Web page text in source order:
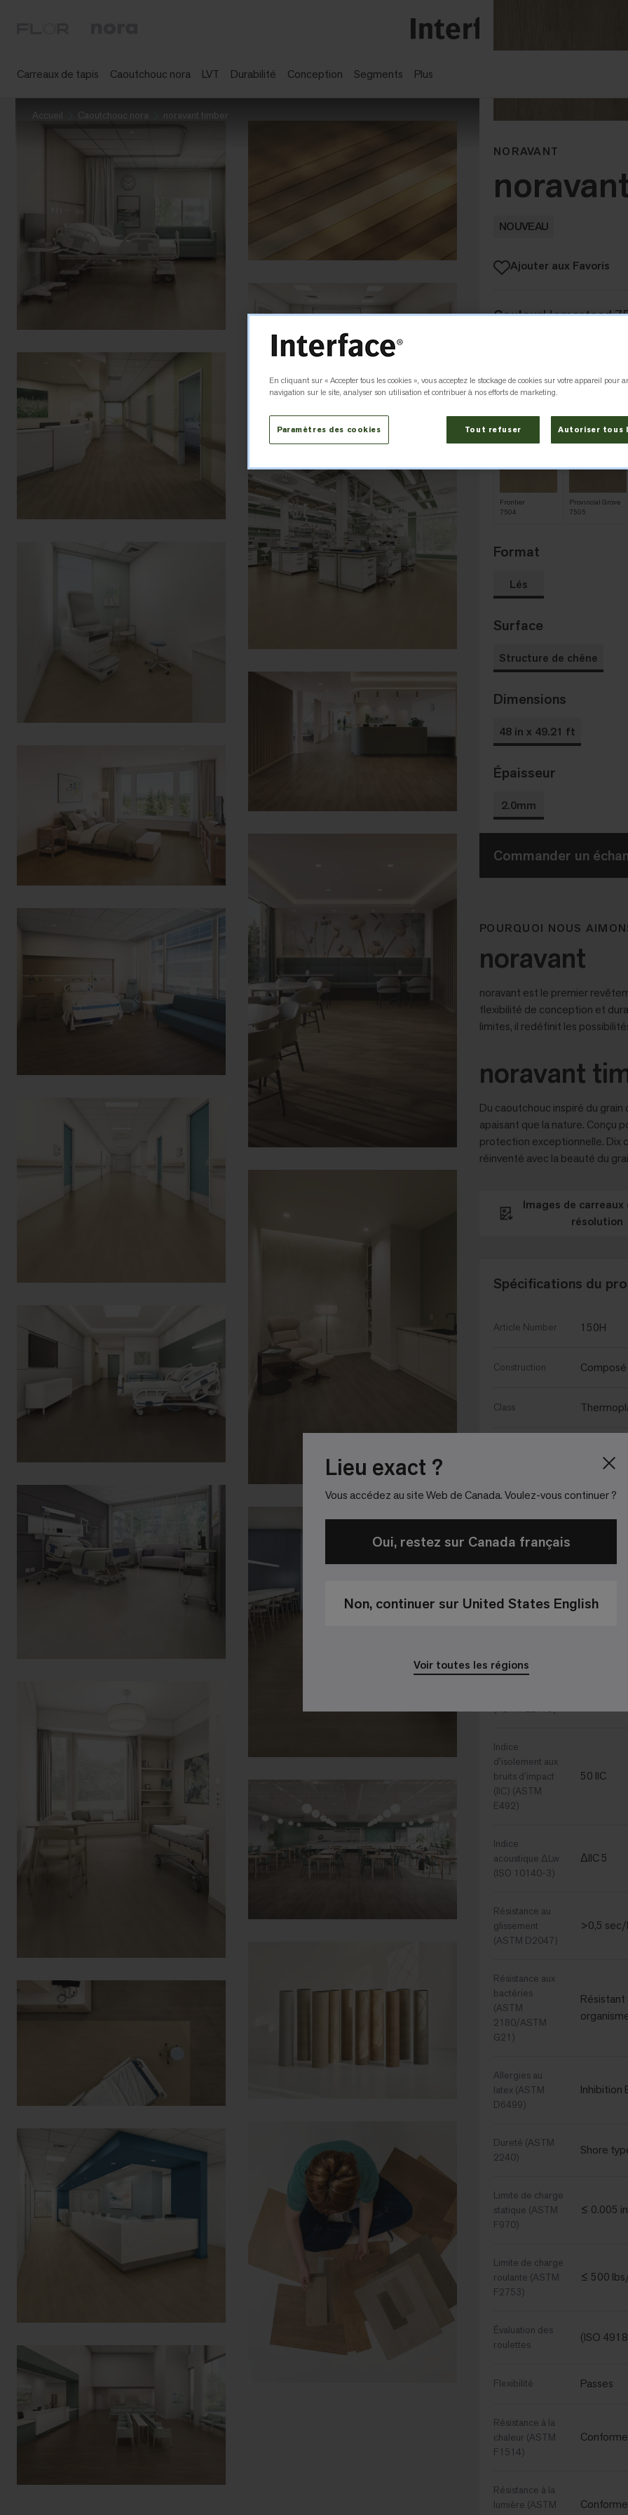
Lieu exact ?
Vous accédez au site Web de Canada. Voulez-vous continuer ?
Oui, restez sur Canada français
Non, continuer sur United States English
Voir toutes les régions
Carreaux de tapis Caoutchouc nora LVT Durabilité Conception Segments Plus
Accueil Caoutchouc nora noravant timber
NORAVANT
NOUVEAU
Ajouter aux Favoris
CouleurHomestead
7501
7502
Frontier
7504
Provincial Grove
7505
Format
Lés
Surface
Structure de chêne
Dimensions
48 in x 49.21 ft
Épaisseur
2.0mm
Commander un
POURQUOI NOUS
noravant
noravant est le premier
flexibilité de conception et
limites, il redéfinit les
noravant
Du caoutchouc inspiré du
apaisant que la nature. Conçu
protection exceptionnelle. Dix
réinventé avec la beauté du
Spécifications du
Article Number 150H
Construction
Class
Finition
Format
48 in x
Spécifications du
(ASTM E2179)
Indice
d’isolement aux
bruits d’impact
(IIC) (ASTM
E492)
50 IIC
Indice
acoustique ΔLw
(ISO 10140-3)
ΔIIC 5
Résistance au
glissement
(ASTM D2047)
>0,5 sec/
Résistance aux
bactéries
(ASTM
2180/ASTM
G21)
Résistant
Allergies au
latex (ASTM
D6499)
Inhibition
Dureté (ASTM
2240)
Shore
Limite de charge
statique (ASTM
F970)
≤ 0.005
Limite de charge
roulante (ASTM
F2753)
≤ 500
Évaluation des
roulettes
(ISO
Flexibilité Passes
Résistance à la
chaleur (ASTM
F1514)
Conforme
Résistance à la
lumière (ASTM
Conforme
Images de carreaux
résolution
En cliquant sur « Accepter tous les cookies », vous acceptez le stockage de cookies sur votre appareil pour
navigation sur le site, analyser son utilisation et contribuer à nos efforts de marketing.
Paramètres des cookies Tout refuser Autoriser tous